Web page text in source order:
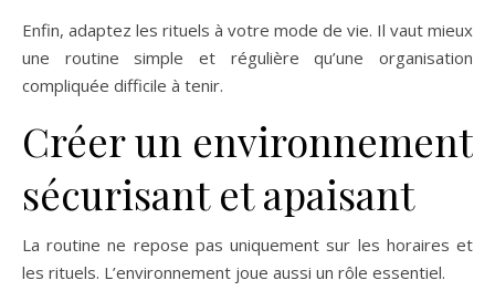
Enfin, adaptez les rituels à votre mode de vie. Il vaut mieux
une routine simple et régulière qu’une organisation
compliquée difficile à tenir.
Créer un environnement
sécurisant et apaisant
La routine ne repose pas uniquement sur les horaires et
les rituels. L’environnement joue aussi un rôle essentiel.